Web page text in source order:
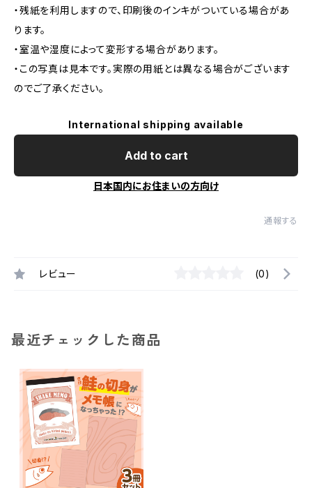
・残紙を利用しますので、印刷後のインキがついている場合があ
ります。
・室温や湿度によって変形する場合があります。
・この写真は見本です。実際の用紙とは異なる場合がございます
のでご了承ください。
International shipping available
Add to cart
日本国内にお住まいの方向け
通報する
レビュー (0)
最近チェックした商品